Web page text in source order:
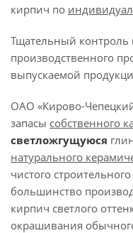
кирпич по
Тщательный контроль
производственного
выпускаемой
ОАО «Кирово-
запасы собственного
светложгущуюся
натурального
чистого
большинство
кирпич светлого
окрашивания